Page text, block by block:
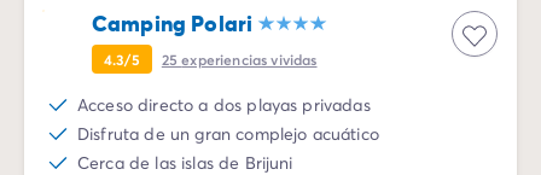
Camping Polari
4.3/5 25experiencias vividas
Acceso directo a dos playas privadas
Disfruta de un gran complejo acuático
Cerca de las islas de Brijuni